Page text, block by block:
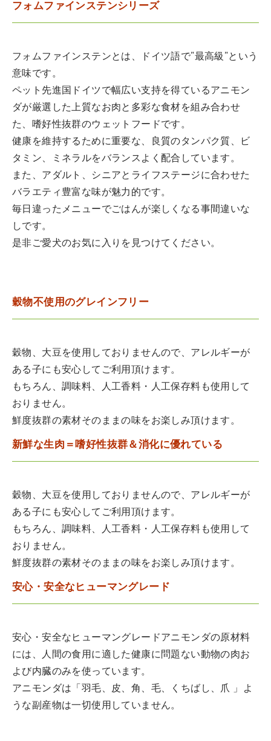
フォムファインステンシリーズ
フォムファインステンとは、ドイツ語で”最高級”という
意味です。
ペット先進国ドイツで幅広い支持を得ているアニモン
ダが厳選した上質なお肉と多彩な食材を組み合わせ
た、嗜好性抜群のウェットフードです。
健康を維持するために重要な、良質のタンパク質、ビ
タミン、ミネラルをバランスよく配合しています。
また、アダルト、シニアとライフステージに合わせた
バラエティ豊富な味が魅力的です。
毎日違ったメニューでごはんが楽しくなる事間違いな
しです。
是非ご愛犬のお気に入りを見つけてください。
穀物不使用のグレインフリー
穀物、大豆を使用しておりませんので、アレルギーが
ある子にも安心してご利用頂けます。
もちろん、調味料、人工香料・人工保存料も使用して
おりません。
鮮度抜群の素材そのままの味をお楽しみ頂けます。
新鮮な生肉＝嗜好性抜群＆消化に優れている
穀物、大豆を使用しておりませんので、アレルギーが
ある子にも安心してご利用頂けます。
もちろん、調味料、人工香料・人工保存料も使用して
おりません。
鮮度抜群の素材そのままの味をお楽しみ頂けます。
安心・安全なヒューマングレード
安心・安全なヒューマングレードアニモンダの原材料
には、人間の食用に適した健康に問題ない動物の肉お
よび内臓のみを使っています。
アニモンダは「羽毛、皮、角、毛、くちばし、爪 」よ
うな副産物は一切使用していません。